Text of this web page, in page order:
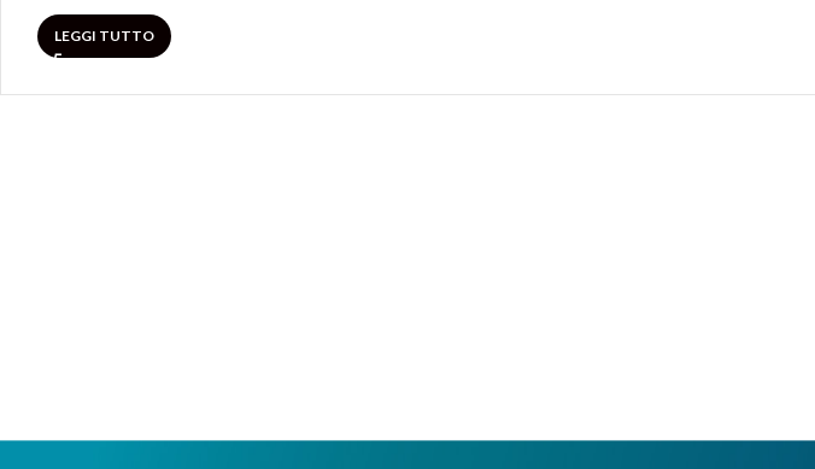
LEGGI TUTTO